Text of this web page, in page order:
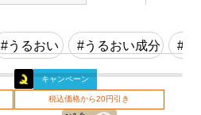
#うるおい #うるおい成分 #べ
キャンペーン
税込価格から20円引き